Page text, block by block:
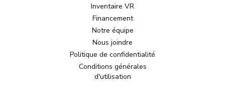
Inventaire VR
Financement
Notre équipe
Nous joindre
Politique de confidentialité
Conditions générales
d'utilisation